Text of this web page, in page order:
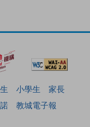
小學生
家長
教城電子報